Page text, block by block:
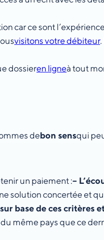
car ce sont
visitons votre débiteur
dossieren ligneà tout
debon sensqui
un paiement :–
solution concertée et
sur base de ces critères
même pays que ce